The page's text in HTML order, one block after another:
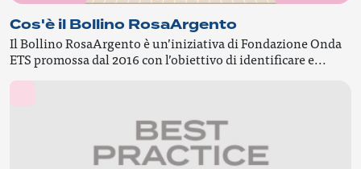
Cos'è il Bollino RosaArgento
Il Bollino RosaArgento è un’iniziativa di Fondazione Onda
ETS promossa dal 2016 con l’obiettivo di identificare e...